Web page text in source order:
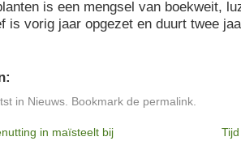
is een mengsel van boekweit,
is vorig jaar opgezet en duurt twee
in Nieuws . Bookmark de permalink
in maïsteelt bij